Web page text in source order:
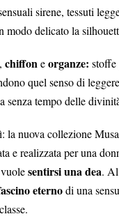
sirene, tessuti
modo delicato la
, chiffon eorganze: stoffe
quel senso di
senza tempo delle
la nuova collezione
e realizzata per una
sentirsi una dea.
eternodi una